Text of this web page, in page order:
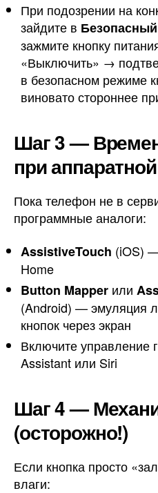
При подозрении на
зайдите в
зажмите кнопку
«Выключить» →
в безопасном режиме
виновато стороннее
Шаг 3 —
при
Пока телефон не в
программные аналоги:
AssistiveTouch (iOS)
Home
Button Mapper или
(Android) — эмуляция
кнопок через экран
Включите управление
Assistant или Siri
Шаг 4 —
(осторожно!)
Если кнопка просто
влаги: